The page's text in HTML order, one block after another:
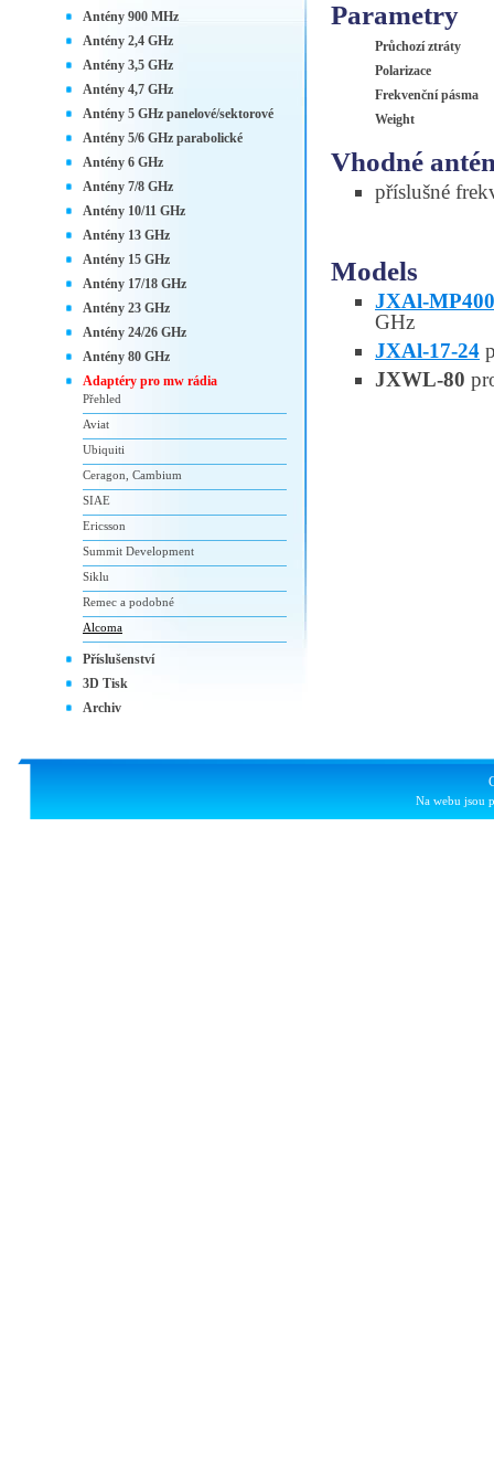
Parametry
Průchozí ztráty
Polarizace
Frekvenční pásma
Weight
Vhodné
příslušné
Models
JXAl-
GHz
JXAl-17-24
JXWL-80
Antény 900 MHz
Antény 2,4 GHz
Antény 3,5 GHz
Antény 4,7 GHz
Antény 5 GHz panelové/sektorové
Antény 5/6 GHz parabolické
Antény 6 GHz
Antény 7/8 GHz
Antény 10/11 GHz
Antény 13 GHz
Antény 15 GHz
Antény 17/18 GHz
Antény 23 GHz
Antény 24/26 GHz
Antény 80 GHz
Adaptéry pro mw rádia
Přehled
Aviat
Ubiquiti
Ceragon, Cambium
SIAE
Ericsson
Summit Development
Siklu
Remec a podobné
Alcoma
Příslušenství
3D Tisk
Archiv
Na webu jsou